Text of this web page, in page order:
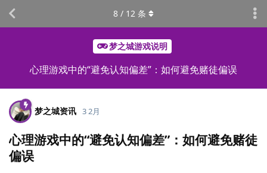
梦之城游戏说明
心理游戏中的“避免认知偏差”：如何避免赌徒偏误
8 / 12 条
梦之城资讯 3 2月
心理游戏中的“避免认知偏差”：如何避免赌徒
偏误